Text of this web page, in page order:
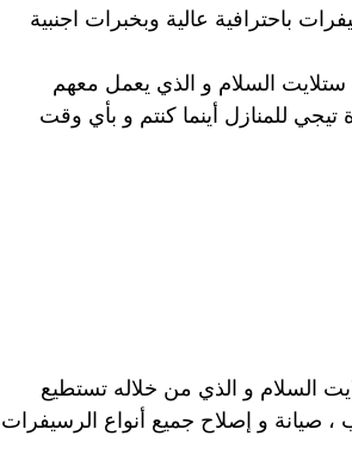
باحترافية عالية وبخبرات اجنبية
ستلايت السلام و الذي يعمل معهم
للمنازل أينما كنتم و بأي وقت
السلام و الذي من خلاله تستطيع
و إصلاح جميع أنواع الرسيفرات